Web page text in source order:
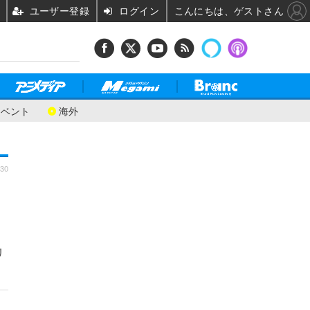
ント 海外
ユーザー登録 ログイン こんにちは、ゲストさん